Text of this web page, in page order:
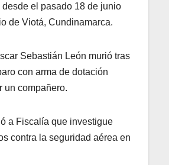
el pasado 18 de junio
de Viotá, Cundinamarca.
Sebastián León murió tras
con arma de dotación
un compañero.
a Fiscalía que investigue
contra la seguridad aérea en